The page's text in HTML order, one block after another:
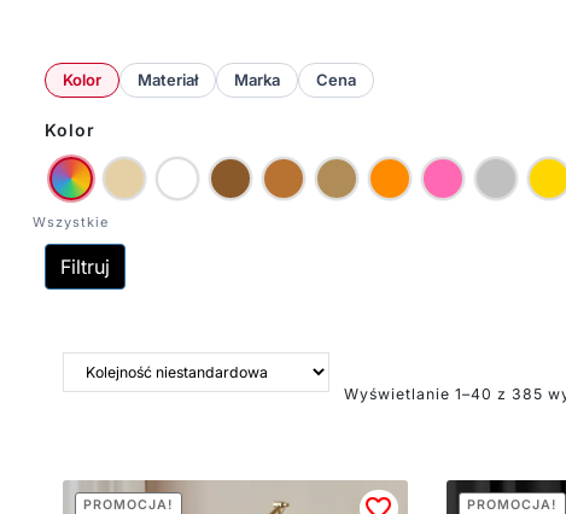
Kinkiety z wtyczką
Oświetlenie obrazów
jako oświetlenie
funkcjonalność. Lampy
takich sytuacjach najlepiej
Kolor Materiał Marka Cena
Kolor
Filtruj
Wyświetlanie 1–40 z 385
PROMOCJA! PROMOCJA!